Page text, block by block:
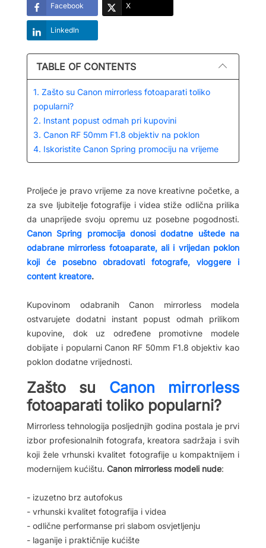
Facebook X
LinkedIn
TABLE OF CONTENTS
1. Zašto su Canon mirrorless fotoaparati toliko
popularni?
2. Instant popust odmah pri kupovini
3. Canon RF 50mm F1.8 objektiv na poklon
4. Iskoristite Canon Spring promociju na vrijeme
Proljeće je pravo vrijeme za nove kreativne početke, a
za sve ljubitelje fotografije i videa stiže odlična prilika
da unaprijede svoju opremu uz posebne pogodnosti.
Canon Spring promocija donosi dodatne uštede na
odabrane mirrorless fotoaparate, ali i vrijedan poklon
koji će posebno obradovati fotografe, vloggere i
content kreatore.
Kupovinom odabranih Canon mirrorless modela
ostvarujete dodatni instant popust odmah prilikom
kupovine, dok uz određene promotivne modele
dobijate i popularni Canon RF 50mm F1.8 objektiv kao
poklon dodatne vrijednosti.
Zašto su Canon mirrorless
fotoaparati toliko popularni?
Mirrorless tehnologija posljednjih godina postala je prvi
izbor profesionalnih fotografa, kreatora sadržaja i svih
koji žele vrhunski kvalitet fotografije u kompaktnijem i
modernijem kućištu. Canon mirrorless modeli nude:
- izuzetno brz autofokus
- vrhunski kvalitet fotografija i videa
- odlične performanse pri slabom osvjetljenju
- laganije i praktičnije kućište